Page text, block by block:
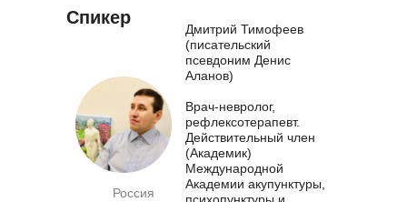
Спикер
Дмитрий Тимофеев
(писательский
псевдоним Денис
Аланов)
Врач-невролог,
рефлексотерапевт.
Действительный член
(Академик)
Международной
Академии акупунктуры,
Россия